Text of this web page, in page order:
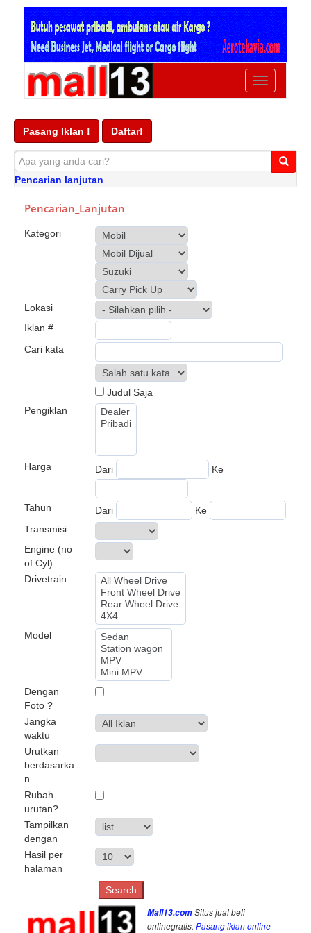
Ubah
navigasi
Pasang Iklan ! Daftar!
Pencarian lanjutan
Pencarian_Lanjutan
Kategori
Lokasi
Iklan #
Cari kata
Judul Saja
Pengiklan
Harga Dari Ke
Tahun Dari
Ke
Transmisi
Engine (no
of Cyl)
Drivetrain
Model
Dengan
Foto ?
Jangka
waktu
Urutkan
berdasarka
n
Rubah
urutan?
Tampilkan
dengan
Hasil per
halaman
Mall13.comSitus jual beli
onlinegratis.Pasang iklan online